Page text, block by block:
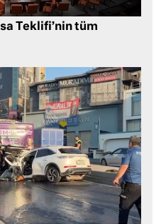
Teklifi’nin tüm